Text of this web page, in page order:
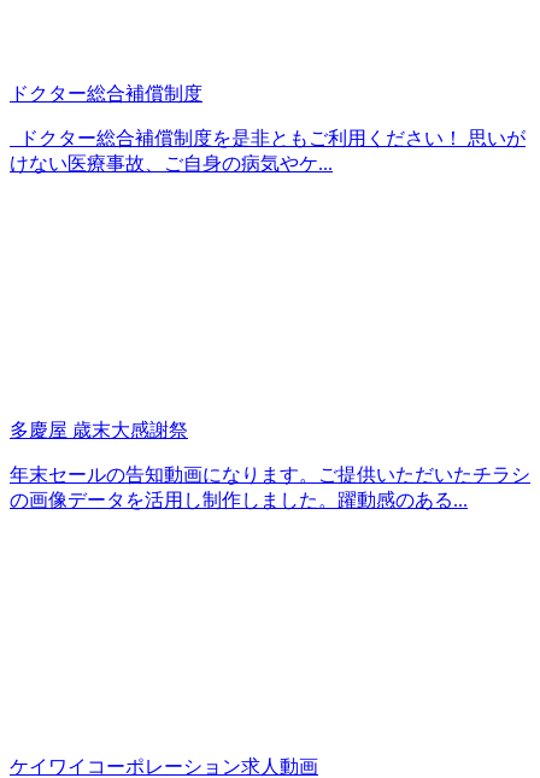
ドクター総合補償制度
ドクター総合補償制度を是非ともご利用ください！ 思いが
けない医療事故、ご自身の病気やケ...
多慶屋 歳末大感謝祭
年末セールの告知動画になります。ご提供いただいたチラシ
の画像データを活用し制作しました。躍動感のある...
ケイワイコーポレーション求人動画